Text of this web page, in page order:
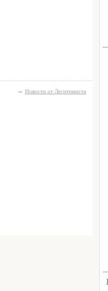
→ Новости от Легитимиста